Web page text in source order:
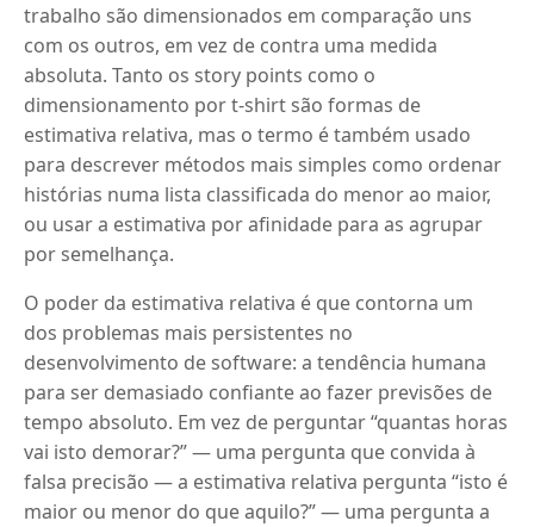
trabalho são dimensionados em comparação uns
com os outros, em vez de contra uma medida
absoluta. Tanto os story points como o
dimensionamento por t-shirt são formas de
estimativa relativa, mas o termo é também usado
para descrever métodos mais simples como ordenar
histórias numa lista classificada do menor ao maior,
ou usar a estimativa por afinidade para as agrupar
por semelhança.
O poder da estimativa relativa é que contorna um
dos problemas mais persistentes no
desenvolvimento de software: a tendência humana
para ser demasiado confiante ao fazer previsões de
tempo absoluto. Em vez de perguntar “quantas horas
vai isto demorar?” — uma pergunta que convida à
falsa precisão — a estimativa relativa pergunta “isto é
maior ou menor do que aquilo?” — uma pergunta a